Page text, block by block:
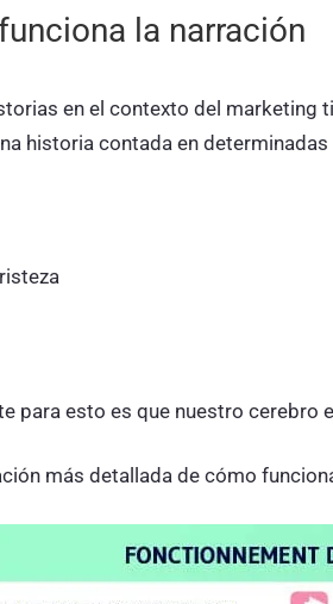
la narración
en el contexto del marketing
historia contada en
para esto es que nuestro cerebro
más detallada de cómo